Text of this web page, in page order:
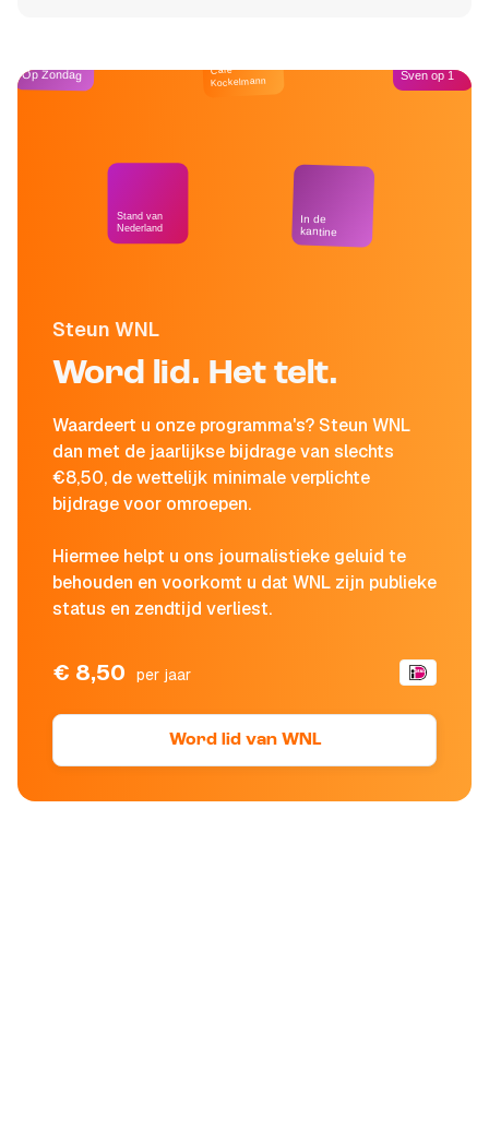
Steun WNL
Word lid. Het telt.
Waardeert u onze programma's? Steun WNL
dan met de jaarlijkse bijdrage van slechts
€8,50, de wettelijk minimale verplichte
bijdrage voor omroepen.
Hiermee helpt u ons journalistieke geluid te
behouden en voorkomt u dat WNL zijn publieke
status en zendtijd verliest.
€ 8,50 per jaar
Word lid van WNL
Op Zondag
Stand van
Nederland
Café
Kockelmann
In de
kantine
Sven op 1